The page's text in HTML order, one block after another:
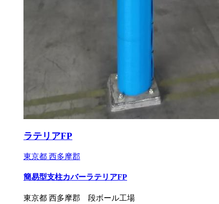
ラテリアFP
東京都 西多摩郡
簡易型支柱カバーラテリアFP
東京都 西多摩郡 段ボール工場